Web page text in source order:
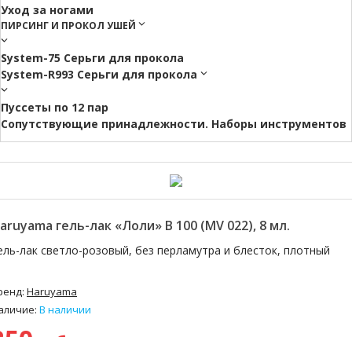
Уход за ногами
ПИРСИНГ И ПРОКОЛ УШЕЙ
System-75 Серьги для прокола
System-R993 Серьги для прокола
Пуссеты по 12 пар
Cопутствующие принадлежности. Наборы инструментов
гель-лак «Лоли» B 100 (MV 022), 8 мл.
лак светло-розовый, без перламутра и блесток, плотный
Haruyama
В наличии